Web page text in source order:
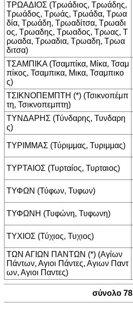
ΤΡΩΑΔΙΟΣ (Τρωάδιος, Τρωάδης,
Τρωάδος, Τρωάς, Τρωάδα, Τρωα
δία, Τρωάδη, Τρωαδίτσα, Τρωαδι
ος, Τρωαδης, Τρωαδος, Τρωας, Τ
ρωαδα, Τρωαδια, Τρωαδη, Τρωα
διτσα)
ΤΣΑΜΠΙΚΑ (Τσαμπίκα, Μίκα, Τσαμ
πίκος, Τσαμπικα, Μικα, Τσαμπικο
ς)
ΤΣΙΚΝΟΠΕΜΠΤΗ (*) (Τσικνοπέμπ
τη, Τσικνοπεμπτη)
ΤΥΝΔΑΡΗΣ (Τύνδαρης, Τυνδαρη
ς)
ΤΥΡΙΜΜΑΣ (Τύριμμας, Τυριμμας)
ΤΥΡΤΑΙΟΣ (Τυρταίος, Τυρταιος)
ΤΥΦΩΝ (Τύφων, Τυφων)
ΤΥΦΩΝΗ (Τυφώνη, Τυφωνη)
ΤΥΧΙΟΣ (Τύχιος, Τυχιος)
ΤΩΝ ΑΓΙΩΝ ΠΑΝΤΩΝ (*) (Αγίων
Πάντων, Αγιοι Πάντες, Αγιων Παντ
ων, Αγιοι Παντες)
σύνολο 78